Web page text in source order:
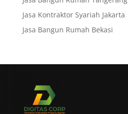
Jasa Kontraktor Syariah Jakarta
Jasa Bangun Rumah Bekasi